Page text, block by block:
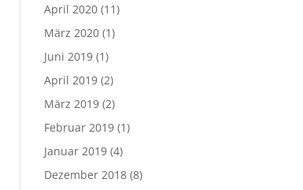
April 2020 (11)
März 2020 (1)
Juni 2019 (1)
April 2019 (2)
März 2019 (2)
Februar 2019 (1)
Januar 2019 (4)
Dezember 2018 (8)